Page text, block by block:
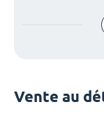
Vente au